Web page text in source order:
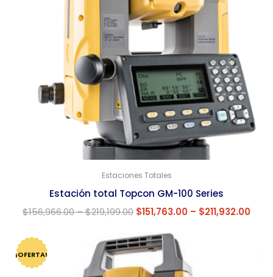
Estaciones Totales
Estación total Topcon GM-100 Series
$156,966.00–$219,199.00 $151,763.00 – $211,932.00
¡OFERTA!